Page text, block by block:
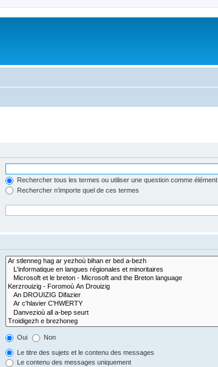
Rechercher tous les termes ou utiliser une question comme élément
Rechercher n’importe quel de ces termes
Oui Non
Le titre des sujets et le contenu des messages
Le contenu des messages uniquement